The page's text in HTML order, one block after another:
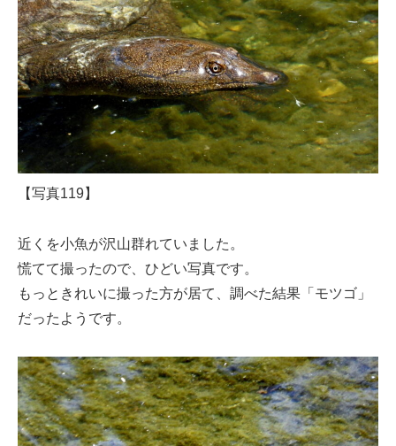
【写真119】
近くを小魚が沢山群れていました。
慌てて撮ったので、ひどい写真です。
もっときれいに撮った方が居て、調べた結果「モツゴ」
だったようです。